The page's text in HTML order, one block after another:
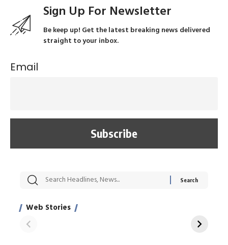
Sign Up For Newsletter
Be keep up! Get the latest breaking news delivered
straight to your inbox.
Email
Web Stories
सट्टेबाजी में अरेस्ट हुए
साहिल खान
रोज एक कच्चे लहसुन